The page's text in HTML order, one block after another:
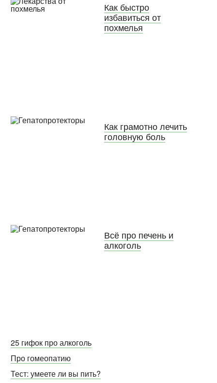
Как быстро
избавиться от
похмелья
Как грамотно лечить
головную боль
Всё про печень и
алкоголь
25 гифок про алкоголь
Про гомеопатию
Тест: умеете ли вы пить?